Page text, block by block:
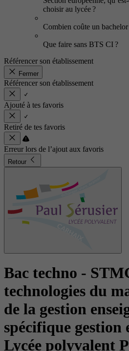
choisir au lycée ?
Combien coûte un
Que faire sans BTS CI ?
Référencer son établissement
Fermer
Référencer son établissement
Ajouté à tes favoris
Retiré de tes favoris
Erreur lors de l’ajout aux favoris
Retour
Bac techno -
technologies du
de la gestion
spécifique gestion
Lycée polyvalent